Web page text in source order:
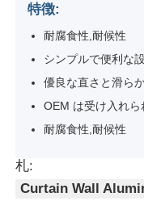
アルミ製のキッチ
アルミニウム窓の
アルミニウム製ド
特徴:
耐腐食性,耐候性
シンプルで便利な
優良な直さと滑ら
OEM は受け入れら
耐腐食性,耐候性
札:
Curtain Wall